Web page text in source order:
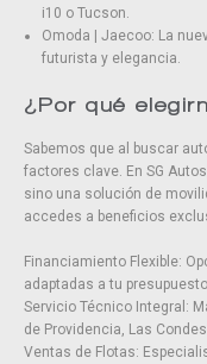
i10 o Tucson.
Omoda | Jaecoo: La
futurista y elegancia.
¿Por qué
Sabemos que al buscar
factores clave. En SG
sino una solución de
accedes a beneficios
Financiamiento Flexible:
adaptadas a tu
Servicio Técnico Integral:
de Providencia, Las
Ventas de Flotas: